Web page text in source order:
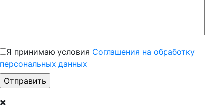
Я принимаю условия Соглашения на обработку
персональных данных